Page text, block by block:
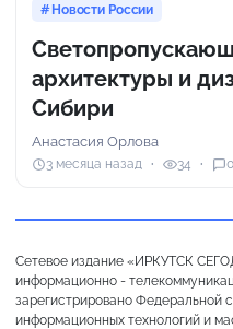
Новости России
архитектуры и
Сибири
Анастасия Орлова
3 месяца назад 34 0
Сетевое издание «ИРКУТСК
информационно -
зарегистрировано Федеральной
информационных технологий и